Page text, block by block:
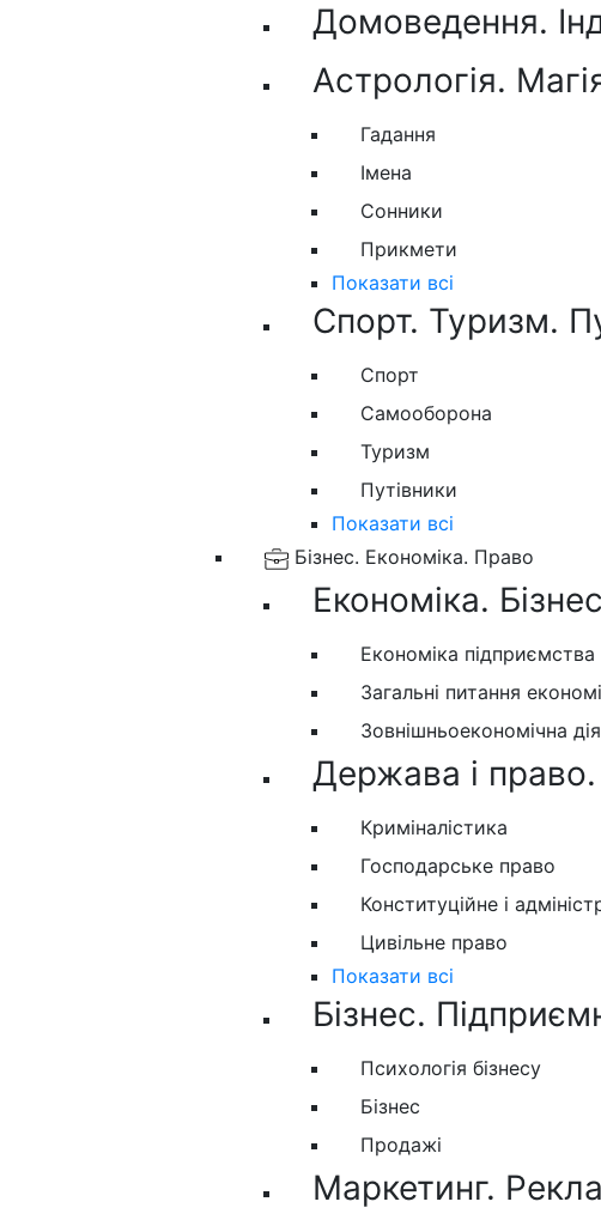
Домоведення.
Астрологія.
Гадання
Імена
Сонники
Прикмети
Показати всі
Спорт. Туризм.
Спорт
Самооборона
Туризм
Путівники
Показати всі
Бізнес. Економіка. Право
Економіка. Бізнес
Економіка підприємства
Загальні питання
Зовнішньоекономічна
Держава і
Криміналістика
Господарське право
Конституційне і
Цивільне право
Показати всі
Бізнес.
Психологія бізнесу
Бізнес
Продажі
Маркетинг.